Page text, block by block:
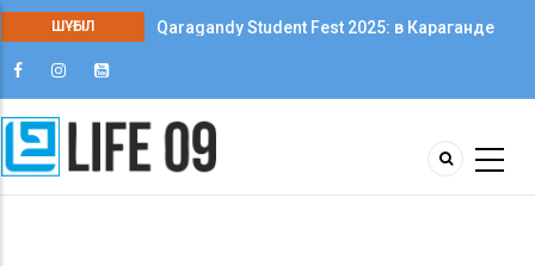
ШҰҒЫЛ
Qaragandy Student Fest 2025: в Караганде